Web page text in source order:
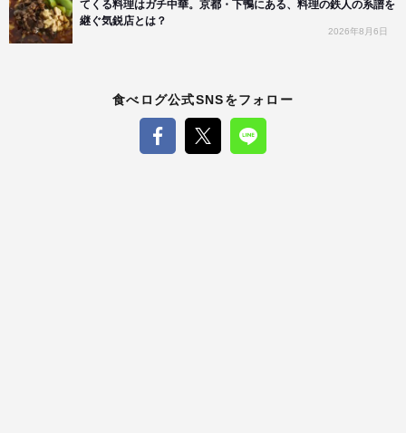
てくる料理はガチ中華。京都・下鴨にある、料理の鉄人の系譜を
継ぐ気鋭店とは？
2026年8月6日
食べログ公式SNSをフォロー